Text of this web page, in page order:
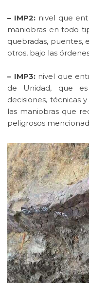
– IMP2:nivel que
maniobras en todo
quebradas, puentes,
otros, bajo las
– IMP3:nivel que
de Unidad, que
decisiones, técnicas
las maniobras que
peligrosos